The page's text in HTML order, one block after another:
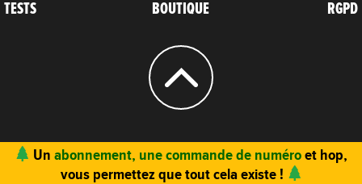
TESTS BOUTIQUE RGPD
© 2004 - 2026 CARNETS D’AVENTURES
Un abonnement, une commande de numéroet hop,
vous permettez que tout cela existe !